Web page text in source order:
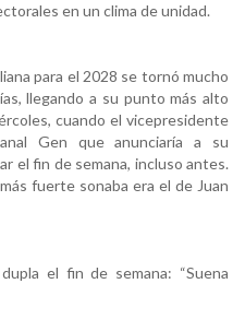
en un clima de unidad.
para el 2028 se tornó mucho
llegando a su punto más alto
cuando el vicepresidente
Gen que anunciaría a su
el fin de semana, incluso antes.
fuerte sonaba era el de Juan
el fin de semana: “Suena